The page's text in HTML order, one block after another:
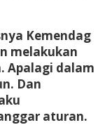
Kemendag
melakukan
Apalagi dalam
Dan
aturan.